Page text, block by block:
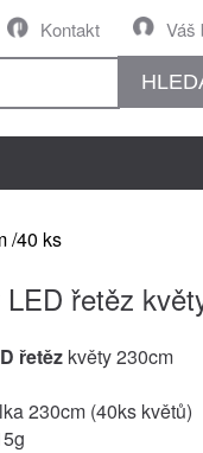
Váš
Kontakt
/40 ks
řetěz
řetěz květy 230cm
230cm (40ks květů)